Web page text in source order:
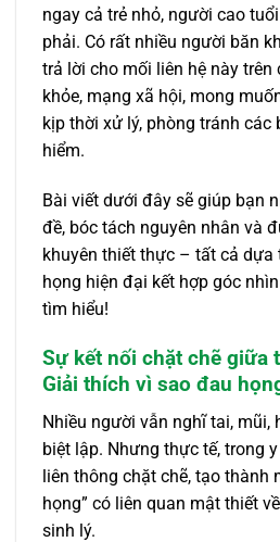
ngay cả trẻ nhỏ, người cao
phải. Có rất nhiều người băn
trả lời cho mối liên hệ này trên
khỏe, mạng xã hội, mong
kịp thời xử lý, phòng tránh các
hiểm.
Bài viết dưới đây sẽ giúp bạn
đề, bóc tách nguyên nhân và
khuyên thiết thực – tất cả dựa
họng hiện đại kết hợp góc
tìm hiểu!
Sự kết nối chặt chẽ giữa
Giải thích vì sao đau
Nhiều người vẫn nghĩ tai, mũi,
biệt lập. Nhưng thực tế, trong
liên thông chặt chẽ, tạo thành
họng” có liên quan mật thiết
sinh lý.